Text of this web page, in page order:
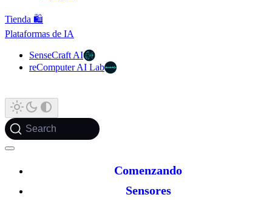
Tienda 🛍️
Plataformas de IA
SenseCraft AI
reComputer AI Lab
Search
Comenzando
Sensores